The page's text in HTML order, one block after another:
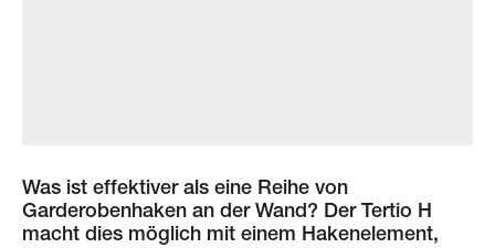
Was ist effektiver als eine Reihe von
Garderobenhaken an der Wand? Der Tertio H
macht dies möglich mit einem Hakenelement,